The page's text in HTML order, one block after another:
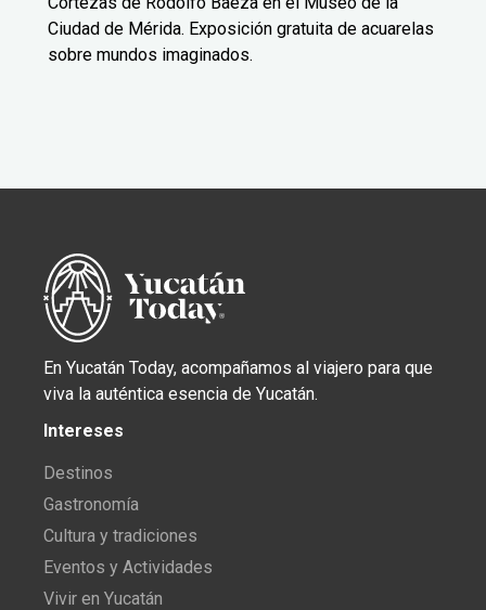
Ciudad de Mérida. Exposición gratuita de acuarelas
sobre mundos imaginados.
En Yucatán Today, acompañamos al viajero para que
viva la auténtica esencia de Yucatán.
Intereses
Destinos
Gastronomía
Cultura y tradiciones
Eventos y Actividades
Vivir en Yucatán